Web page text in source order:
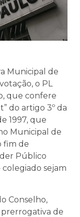
Municipal de
o PL
que confere
do artigo 3º da
1997, que
Municipal de
fim de
Público
sejam
Conselho,
de